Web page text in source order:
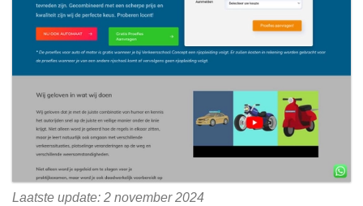
Laatste update: 2 november 2024